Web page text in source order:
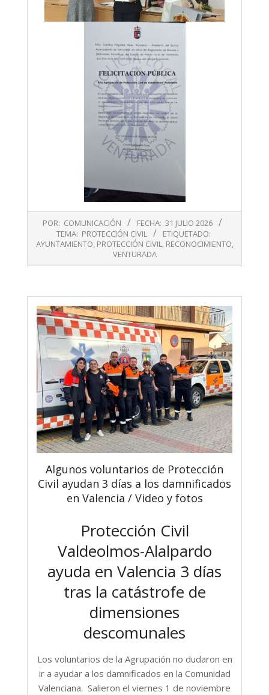
31
POR: COMUNICACIÓN FECHA: 31 JULIO 2026
TEMA: PROTECCIÓN CIVIL
ETIQUETADO:
AYUNTAMIENTO, PROTECCIÓN CIVIL, RECONOCIMIENTO,
VENTURADA
Algunos voluntarios de Protección
Civil ayudan 3 días a los damnificados
en Valencia / Video y fotos
Protección Civil
Valdeolmos-Alalpardo
ayuda en Valencia 3 días
tras la catástrofe de
dimensiones
descomunales
Los voluntarios de la Agrupación no dudaron en
ir a ayudar a los damnificados en la Comunidad
Valenciana. Salieron el viernes 1 de noviembre